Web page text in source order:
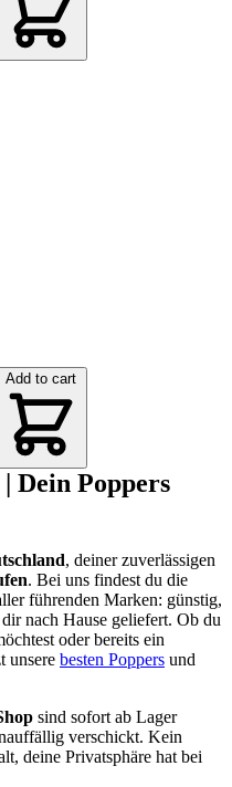
Add to cart
Dein Poppers
, deiner zuverlässigen
. Bei uns findest du die
führenden Marken: günstig,
nach Hause geliefert. Ob du
oder bereits ein
unsere besten Poppers und
sind sofort ab Lager
verschickt. Kein
deine Privatsphäre hat bei